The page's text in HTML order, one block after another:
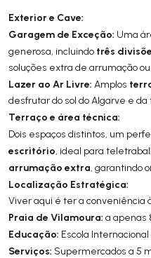
Exterior e Cave:
Garagem de Exceção: Uma
generosa, incluindo três
soluções extra de arrumação
Lazer ao Ar Livre: Amplos
desfrutar do sol do Algarve e
Terraço e área técnica:
Dois espaços distintos, um
escritório, ideal para
arrumação extra, garantindo
Localização Estratégica:
Viver aqui é ter a conveniência
Praia de Vilamoura: a apenas
Educação: Escola
Serviços: Supermercados a 5